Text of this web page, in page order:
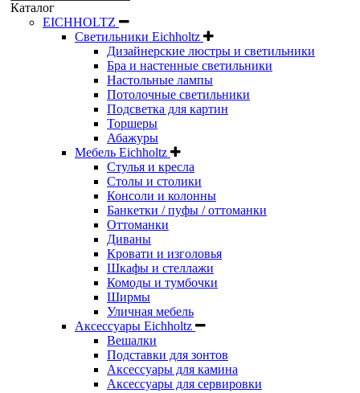
Каталог
EICHHOLTZ
Светильники Eichholtz
Дизайнерские люстры и светильники
Бра и настенные светильники
Настольные лампы
Потолочные светильники
Подсветка для картин
Торшеры
Абажуры
Мебель Eichholtz
Стулья и кресла
Столы и столики
Консоли и колонны
Банкетки / пуфы / оттоманки
Оттоманки
Диваны
Кровати и изголовья
Шкафы и стеллажи
Комоды и тумбочки
Ширмы
Уличная мебель
Аксессуары Eichholtz
Вешалки
Подставки для зонтов
Аксессуары для камина
Аксессуары для сервировки